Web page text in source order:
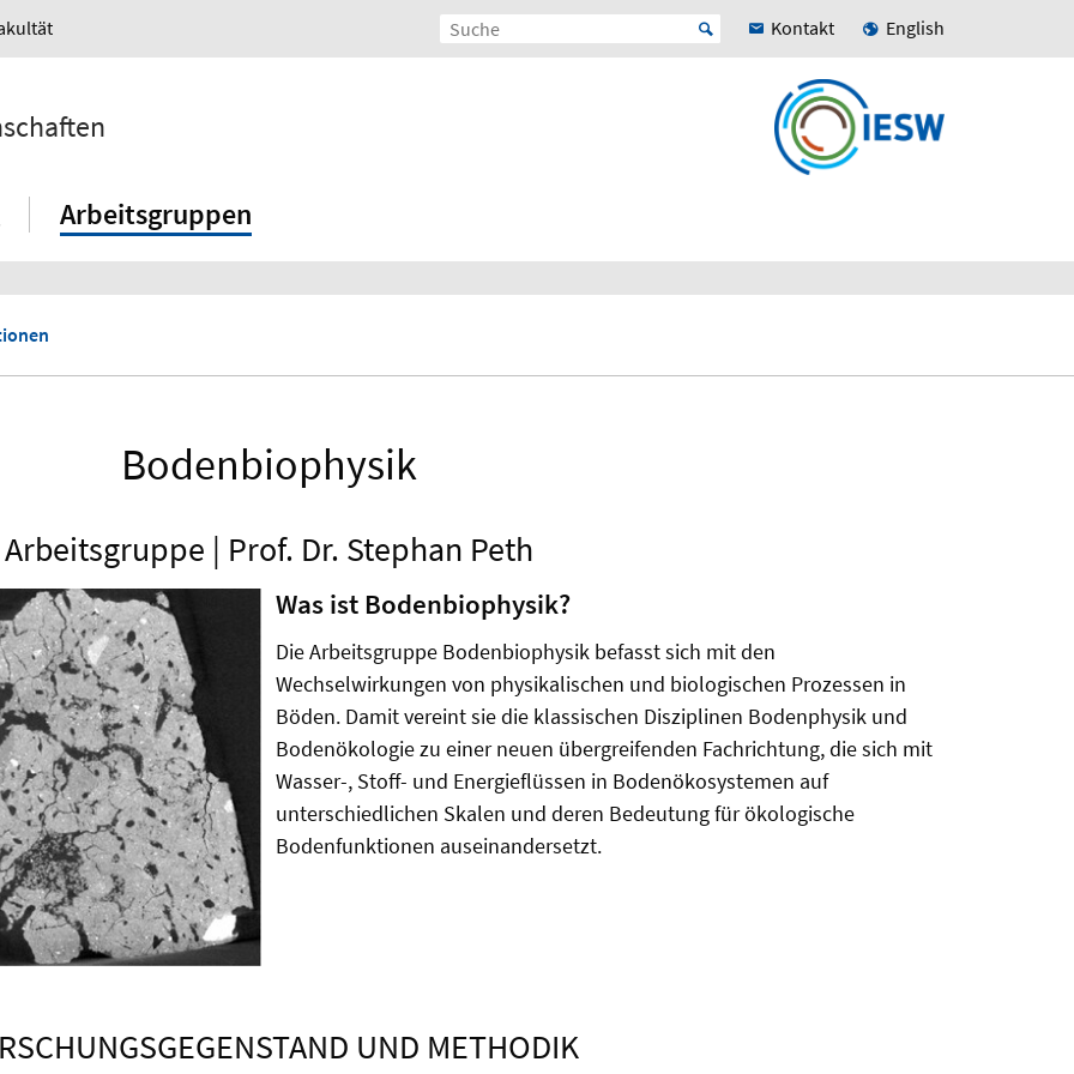
Kontakt English
Arbeitsgruppen
Bodenbiophysik
Arbeitsgruppe | Prof. Dr. Stephan Peth
Was ist Bodenbiophysik?
Die Arbeitsgruppe Bodenbiophysik befasst sich mit den
Wechselwirkungen von physikalischen und biologischen Prozessen in
Böden. Damit vereint sie die klassischen Disziplinen Bodenphysik und
Bodenökologie zu einer neuen übergreifenden Fachrichtung, die sich mit
Wasser-, Stoff- und Energieflüssen in Bodenökosystemen auf
unterschiedlichen Skalen und deren Bedeutung für ökologische
Bodenfunktionen auseinandersetzt.
UND METHODIK